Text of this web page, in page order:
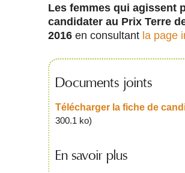
Les femmes qui agissent
candidater au Prix Terre
2016 en consultant la page
Documents joints
Télécharger la fiche de
300.1 ko)
En savoir plus